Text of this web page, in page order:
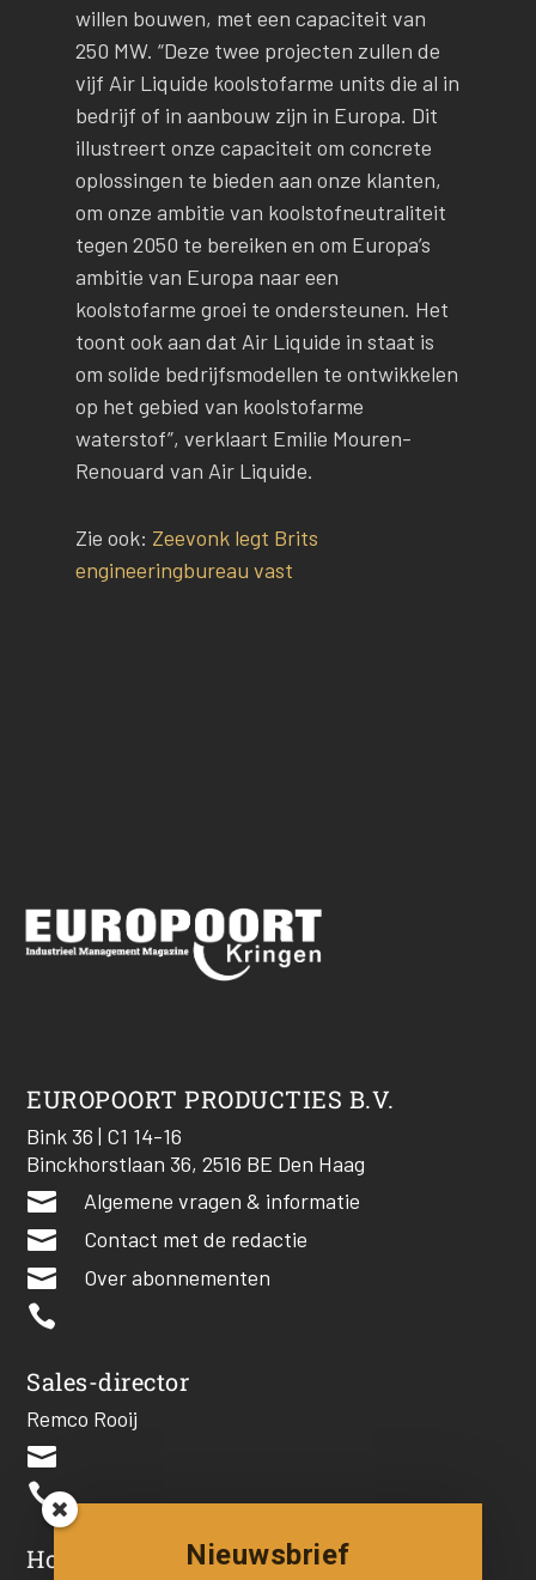
willen bouwen, met een capaciteit van
250 MW. “Deze twee projecten zullen de
vijf Air Liquide koolstofarme units die al in
bedrijf of in aanbouw zijn in Europa. Dit
illustreert onze capaciteit om concrete
oplossingen te bieden aan onze klanten,
om onze ambitie van koolstofneutraliteit
tegen 2050 te bereiken en om Europa’s
ambitie van Europa naar een
koolstofarme groei te ondersteunen. Het
toont ook aan dat Air Liquide in staat is
om solide bedrijfsmodellen te ontwikkelen
op het gebied van koolstofarme
waterstof”, verklaart Emilie Mouren-
Renouard van Air Liquide.
Zie ook: Zeevonk legt Brits
engineeringbureau vast
EUROPOORT PRODUCTIES B.V.
Bink 36 | C1 14-16
Binckhorstlaan 36, 2516 BE Den Haag
 Algemene vragen & informatie
 Contact met de redactie
 Over abonnementen

Sales-director
Remco Rooij


HoofdredacteurNieuwsbrief